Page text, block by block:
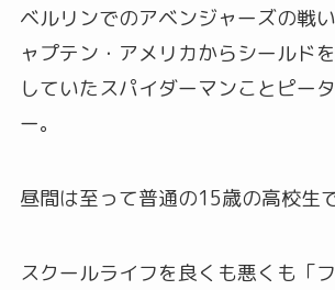
ベルリンでのアベンジャーズの戦
ャプテン・アメリカからシールド
していたスパイダーマンことピー
ー。
昼間は至って普通の15歳の高校生で
スクールライフを良くも悪くも「